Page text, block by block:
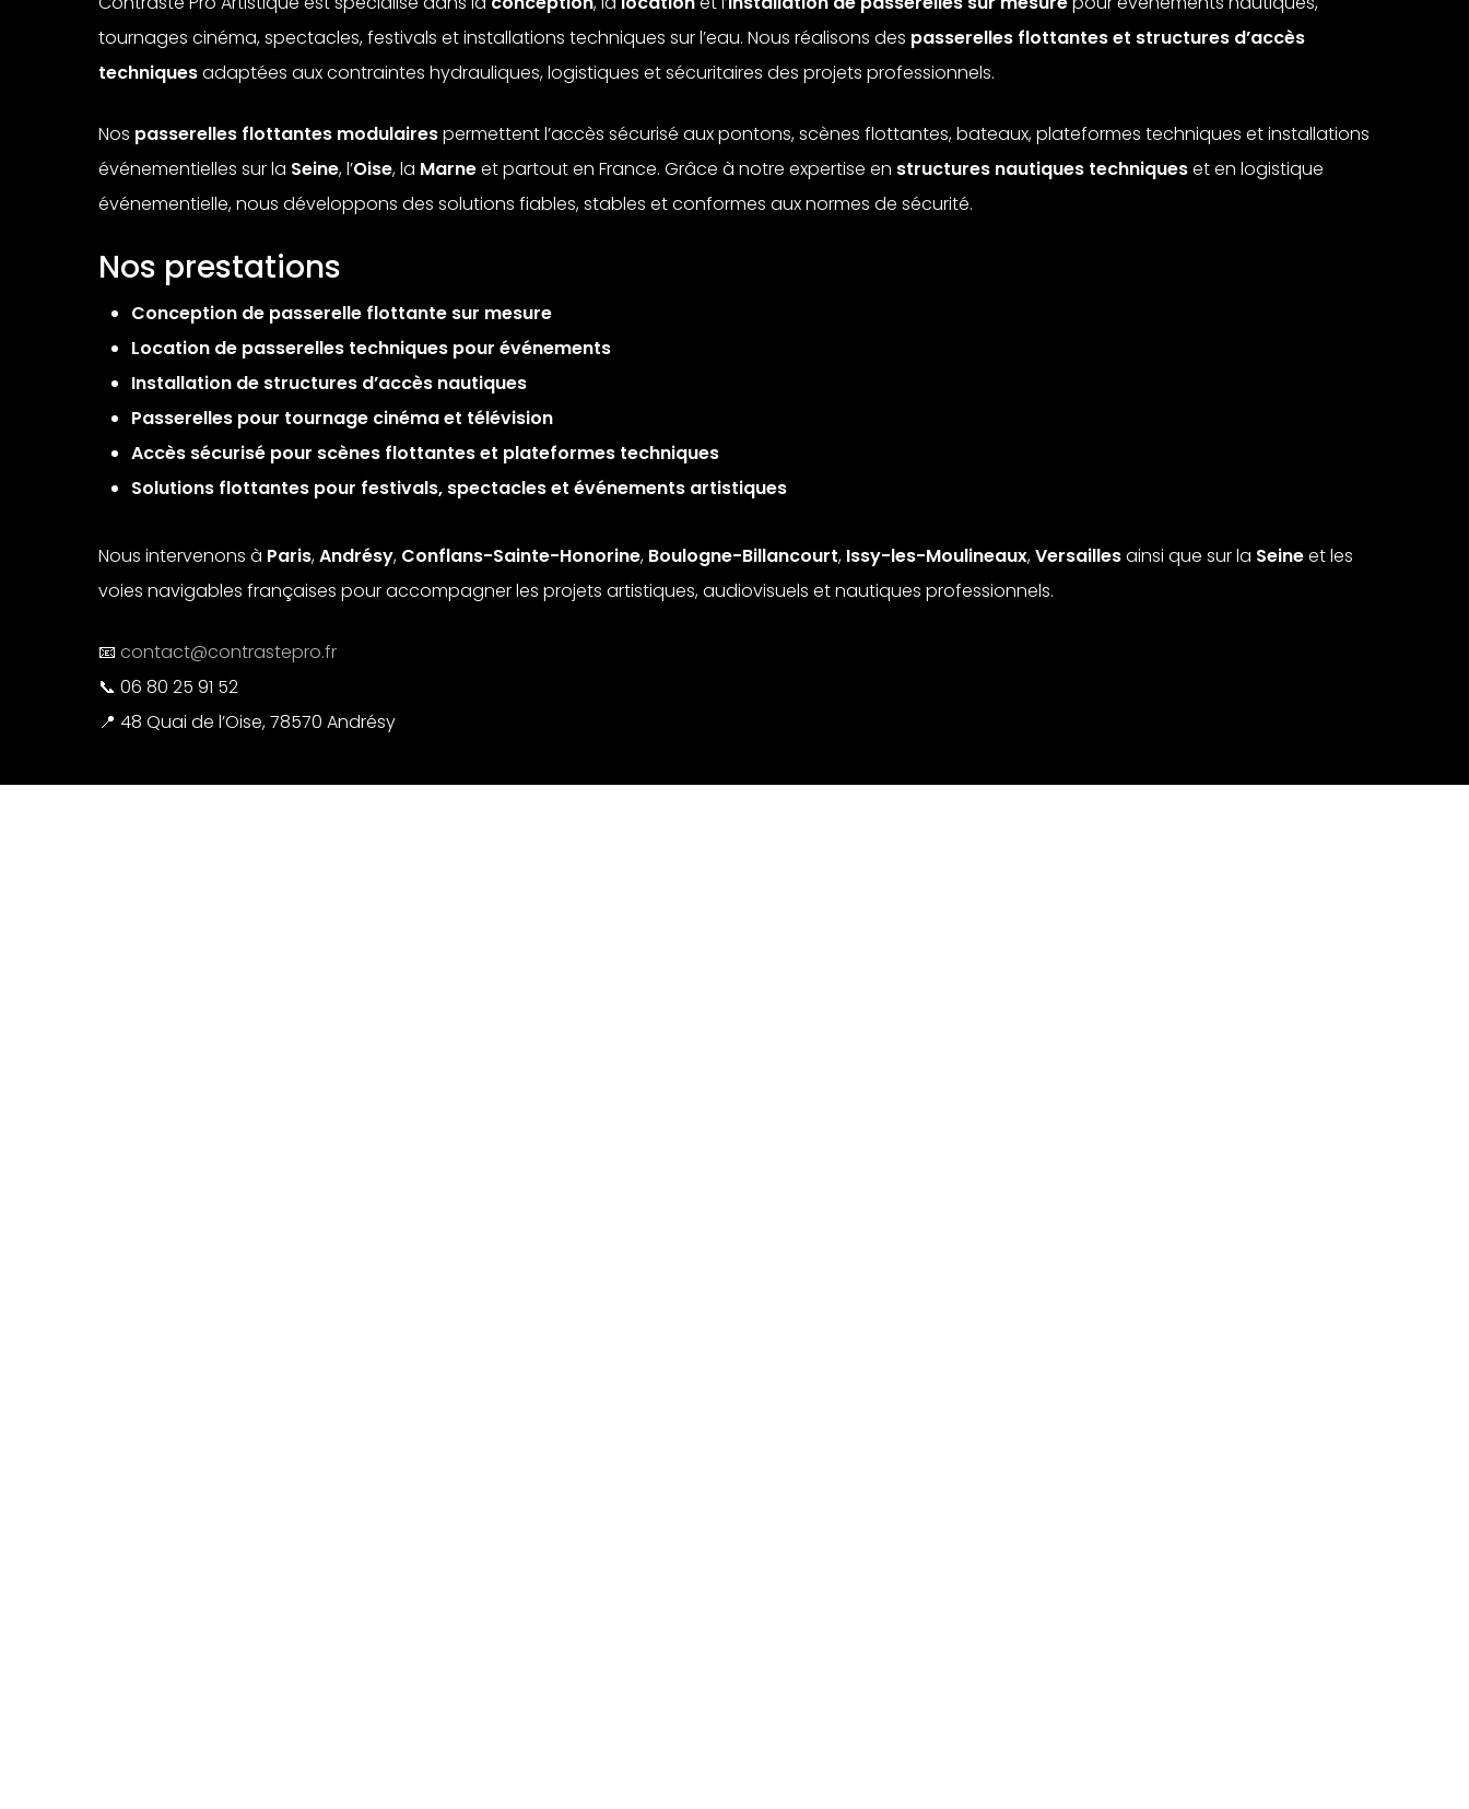
tournages cinéma, spectacles, festivals et installations techniques sur l’eau. Nous réalisons des passerelles flottantes et structures d’accès
techniquesadaptées aux contraintes hydrauliques, logistiques et sécuritaires des projets professionnels.
Nos passerelles flottantes modulairespermettent l’accès sécurisé aux pontons, scènes flottantes, bateaux, plateformes techniques et installations
événementielles sur la Seine, l’Oise, la Marneet partout en France. Grâce à notre expertise en structures nautiques techniqueset en logistique
événementielle, nous développons des solutions fiables, stables et conformes aux normes de sécurité.
Nos prestations
Conception de passerelle flottante sur mesure
Location de passerelles techniques pour événements
Installation de structures d’accès nautiques
Passerelles pour tournage cinéma et télévision
Accès sécurisé pour scènes flottantes et plateformes techniques
Solutions flottantes pour festivals, spectacles et événements artistiques
Nous intervenons à Paris,Andrésy, Conflans-Sainte-Honorine, Boulogne-Billancourt, Issy-les-Moulineaux,Versaillesainsi que sur la Seineet les
voies navigables françaises pour accompagner les projets artistiques, audiovisuels et nautiques professionnels.
📧 contact@contrastepro.fr
📞 06 80 25 91 52
📍 48 Quai de l’Oise, 78570 Andrésy